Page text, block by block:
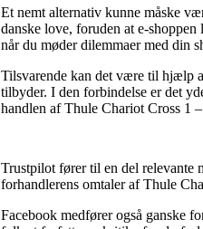
Et nemt alternativ kunne måske
danske love, foruden at e-
når du møder dilemmaer med din
Tilsvarende kan det være til hjælp
tilbyder. I den forbindelse er det
handlen af Thule Chariot Cross 1
Trustpilot fører til en del relevante
forhandlerens omtaler af Thule
Facebook medfører også ganske